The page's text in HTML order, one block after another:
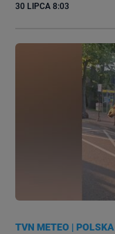
30 LIPCA 8:03
TVN METEO |POLSKA